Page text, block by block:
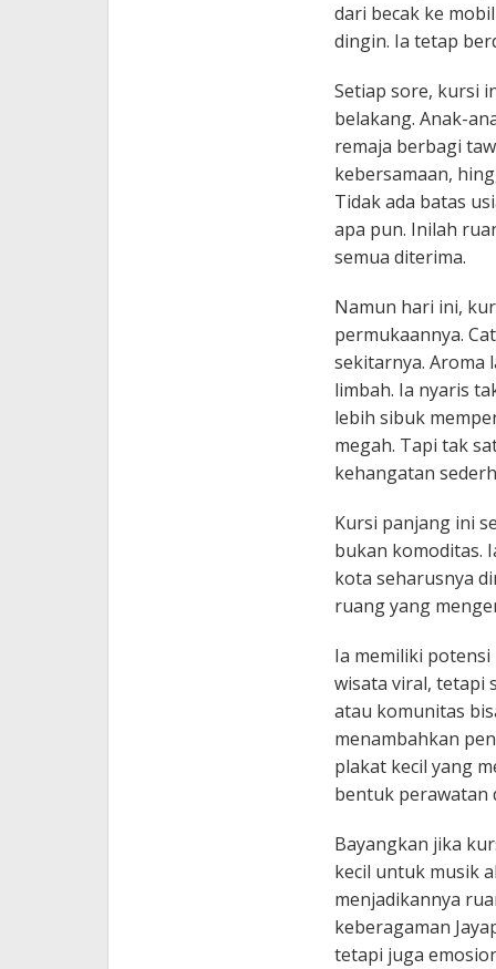
dari becak ke
dingin. Ia tetap
Setiap sore, kursi
belakang. Anak-
remaja berbagi
kebersamaan,
Tidak ada batas
apa pun. Inilah
semua diterima.
Namun hari ini,
permukaannya.
sekitarnya. Aroma
limbah. Ia nyaris
lebih sibuk
megah. Tapi tak
kehangatan
Kursi panjang ini
bukan komoditas.
kota seharusnya
ruang yang
Ia memiliki
wisata viral, tetapi
atau komunitas
menambahkan
plakat kecil yang
bentuk perawatan
Bayangkan jika
kecil untuk musik
menjadikannya
keberagaman
tetapi juga